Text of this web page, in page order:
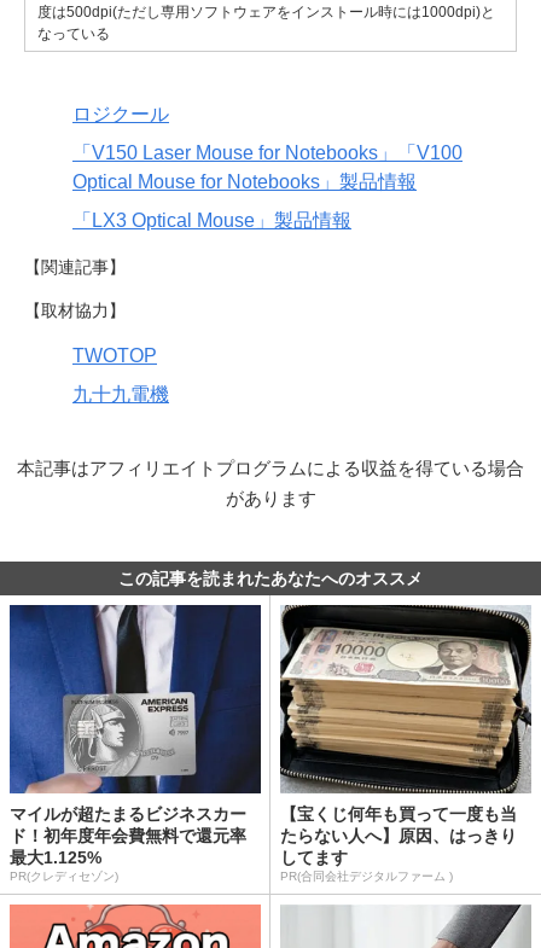
度は500dpi(ただし専用ソフトウェアをインストール時には1000dpi)と
なっている
ロジクール
「V150 Laser Mouse for Notebooks」「V100
Optical Mouse for Notebooks」製品情報
「LX3 Optical Mouse」製品情報
【関連記事】
【取材協力】
TWOTOP
九十九電機
本記事はアフィリエイトプログラムによる収益を得ている場合
があります
この記事を読まれたあなたへのオススメ
マイルが超たまるビジネスカー
ド！初年度年会費無料で還元率
最大1.125%
PR(クレディセゾン)
【宝くじ何年も買って一度も当
たらない人へ】原因、はっきり
してます
PR(合同会社デジタルファーム )